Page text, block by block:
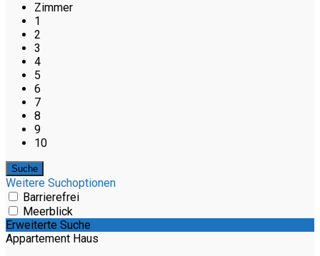
Zimmer
1
2
3
4
5
6
7
8
9
10
Weitere Suchoptionen
Barrierefrei
Meerblick
Erweiterte Suche
Appartement Haus